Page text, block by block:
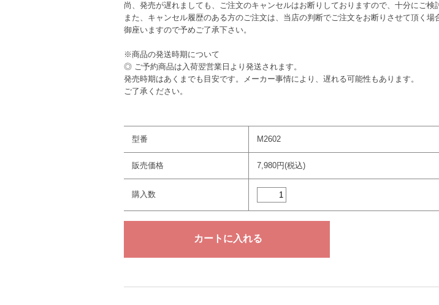
尚、発売が遅れましても、ご注文のキャンセルはお断りしておりますので、十分にご検
また、キャンセル履歴のある方のご注文は、当店の判断でご注文をお断りさせて頂く場
御座いますので予めご了承下さい。
※商品の発送時期について
◎ ご予約商品は入荷翌営業日より発送されます。
発売時期はあくまでも目安です。メーカー事情により、遅れる可能性もあります。
ご了承ください。
型番 M2602
販売価格 7,980円(税込)
購入数